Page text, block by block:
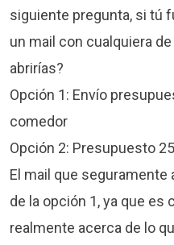
siguiente pregunta, si tú
un mail con cualquiera
abrirías?
Opción 1: Envío
comedor
Opción 2: Presupuesto
El mail que seguramente
de la opción 1, ya que es
realmente acerca de lo